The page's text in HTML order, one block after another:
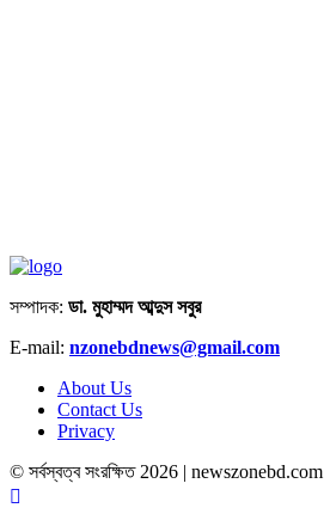
সম্পাদক: ডা. মুহাম্মদ আব্দুস সবুর
E-mail: nzonebdnews@gmail.com
About Us
Contact Us
Privacy
© সর্বস্বত্ব সংরক্ষিত 2026 | newszonebd.com